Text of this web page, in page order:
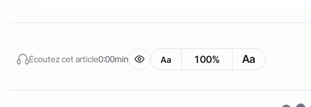
Écoutez cet article0:00min Aa 100% Aa